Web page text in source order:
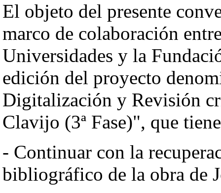
El objeto del presente
marco de colaboración
Universidades y la
edición del proyecto
Digitalización y Revisión
Clavijo (3ª Fase)", que
- Continuar con la
bibliográfico de la obra de